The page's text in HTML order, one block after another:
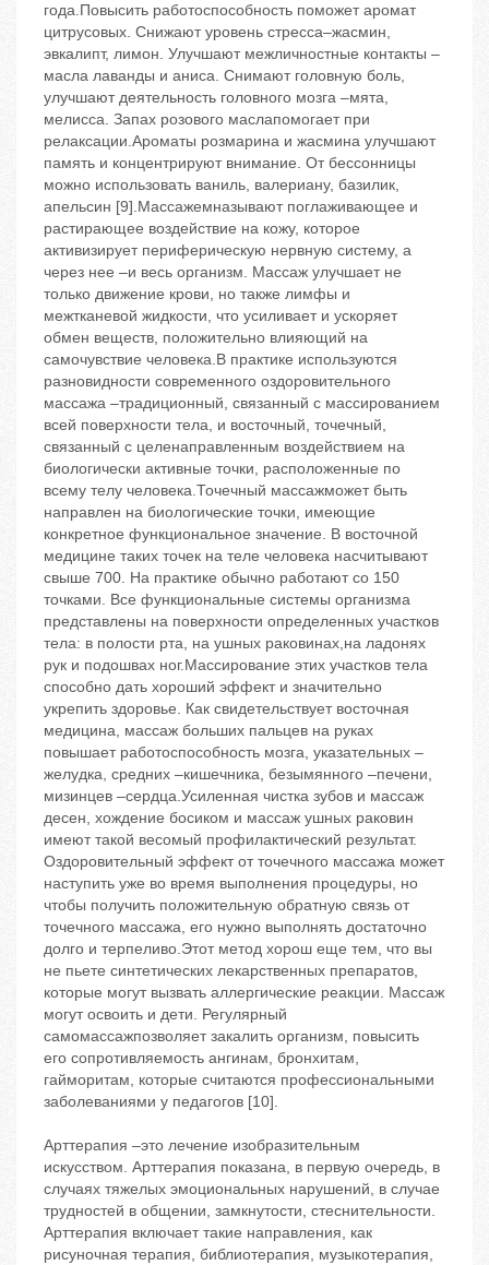
года.Повысить работоспособность поможет аромат
цитрусовых. Снижают уровень стресса–жасмин,
эвкалипт, лимон. Улучшают межличностные контакты –
масла лаванды и аниса. Снимают головную боль,
улучшают деятельность головного мозга –мята,
мелисса. Запах розового маслапомогает при
релаксации.Ароматы розмарина и жасмина улучшают
память и концентрируют внимание. От бессонницы
можно использовать ваниль, валериану, базилик,
апельсин [9].Массажемназывают поглаживающее и
растирающее воздействие на кожу, которое
активизирует периферическую нервную систему, а
через нее –и весь организм. Массаж улучшает не
только движение крови, но также лимфы и
межтканевой жидкости, что усиливает и ускоряет
обмен веществ, положительно влияющий на
самочувствие человека.В практике используются
разновидности современного оздоровительного
массажа –традиционный, связанный с массированием
всей поверхности тела, и восточный, точечный,
связанный с целенаправленным воздействием на
биологически активные точки, расположенные по
всему телу человека.Точечный массажможет быть
направлен на биологические точки, имеющие
конкретное функциональное значение. В восточной
медицине таких точек на теле человека насчитывают
свыше 700. На практике обычно работают со 150
точками. Все функциональные системы организма
представлены на поверхности определенных участков
тела: в полости рта, на ушных раковинах,на ладонях
рук и подошвах ног.Массирование этих участков тела
способно дать хороший эффект и значительно
укрепить здоровье. Как свидетельствует восточная
медицина, массаж больших пальцев на руках
повышает работоспособность мозга, указательных –
желудка, средних –кишечника, безымянного –печени,
мизинцев –сердца.Усиленная чистка зубов и массаж
десен, хождение босиком и массаж ушных раковин
имеют такой весомый профилактический результат.
Оздоровительный эффект от точечного массажа может
наступить уже во время выполнения процедуры, но
чтобы получить положительную обратную связь от
точечного массажа, его нужно выполнять достаточно
долго и терпеливо.Этот метод хорош еще тем, что вы
не пьете синтетических лекарственных препаратов,
которые могут вызвать аллергические реакции. Массаж
могут освоить и дети. Регулярный
самомассажпозволяет закалить организм, повысить
его сопротивляемость ангинам, бронхитам,
гайморитам, которые считаются профессиональными
заболеваниями у педагогов [10].
Арттерапия –это лечение изобразительным
искусством. Арттерапия показана, в первую очередь, в
случаях тяжелых эмоциональных нарушений, в случае
трудностей в общении, замкнутости, стеснительности.
Арттерапия включает такие направления, как
рисуночная терапия, библиотерапия, музыкотерапия,